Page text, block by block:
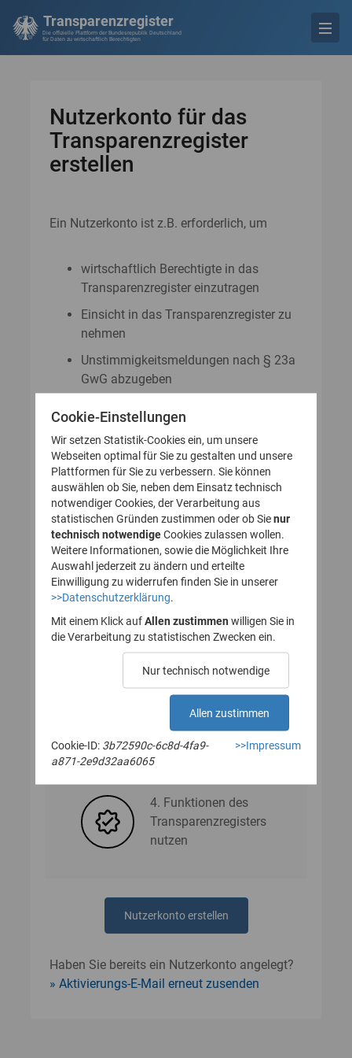
Transparenzregister
Die offizielle Plattform der Bundesrepublik Deutschland
für Daten zu wirtschaftlich Berechtigten
Nutzerkonto für das
Transparenzregister
erstellen
Ein Nutzerkonto ist z.B. erforderlich, um
wirtschaftlich Berechtigte in das
Transparenzregister einzutragen
Einsicht in das Transparenzregister zu
nehmen
Unstimmigkeitsmeldungen nach § 23a
GwG abzugeben
GwG zu stellen
So legen Sie Ihr Nutzerkonto für
das Transparenzregister an
(Registrierung):
1. Nutzerkonto erstellen
des Nutzerkontos
bestätigen
3. Nutzerdaten angeben
4. Funktionen des
Transparenzregisters
nutzen
Nutzerkonto erstellen
Haben Sie bereits ein Nutzerkonto angelegt?
Aktivierungs-E-Mail erneut zusenden
Cookie-Einstellungen
Wir setzen Statistik-Cookies ein, um unsere
Webseiten optimal für Sie zu gestalten und unsere
Plattformen für Sie zu verbessern. Sie können
auswählen ob Sie, neben dem Einsatz technisch
notwendiger Cookies, der Verarbeitung aus
statistischen Gründen zustimmen oder ob Sienur
technisch notwendigeCookies zulassen wollen.
Weitere Informationen, sowie die Möglichkeit Ihre
Auswahl jederzeit zu ändern und erteilte
Einwilligung zu widerrufen finden Sie in unserer
>>Datenschutzerklärung
Mit einem Klick auf Allen zustimmen willigen Sie in
die Verarbeitung zu statistischen Zwecken ein.
Nur technisch notwendige
Allen zustimmen
Cookie-ID: 3b72590c-6c8d-4fa9-
a871-2e9d32aa6065
>>Impressum